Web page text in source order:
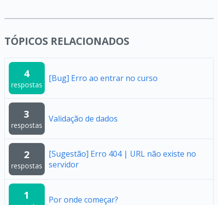
TÓPICOS RELACIONADOS
4
respostas
[Bug] Erro ao entrar no curso
3
respostas
Validação de dados
2
respostas
[Sugestão] Erro 404 | URL não existe no
servidor
1 Por onde começar?